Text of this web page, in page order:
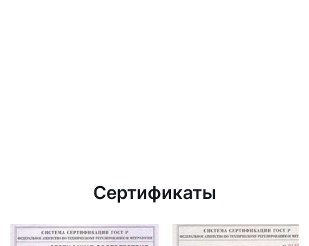
Сертификаты